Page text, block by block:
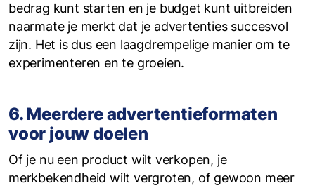
bedrag kunt starten en je budget kunt uitbreiden
naarmate je merkt dat je advertenties succesvol
zijn. Het is dus een laagdrempelige manier om te
experimenteren en te groeien.
6. Meerdere advertentieformaten
voor jouw doelen
Of je nu een product wilt verkopen, je
merkbekendheid wilt vergroten, of gewoon meer